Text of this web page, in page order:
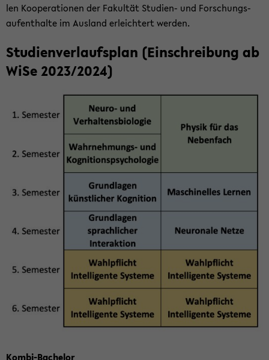
len Ko­ope­ra­tio­nen der Fa­kul­tät Studien-​ und For­schungs­
auf­ent­hal­te im Aus­land er­leich­tert wer­den.
Stu­di­en­ver­laufs­plan (Ein­schrei­bung ab
WiSe 2023/2024)
Kombi-​Bachelor